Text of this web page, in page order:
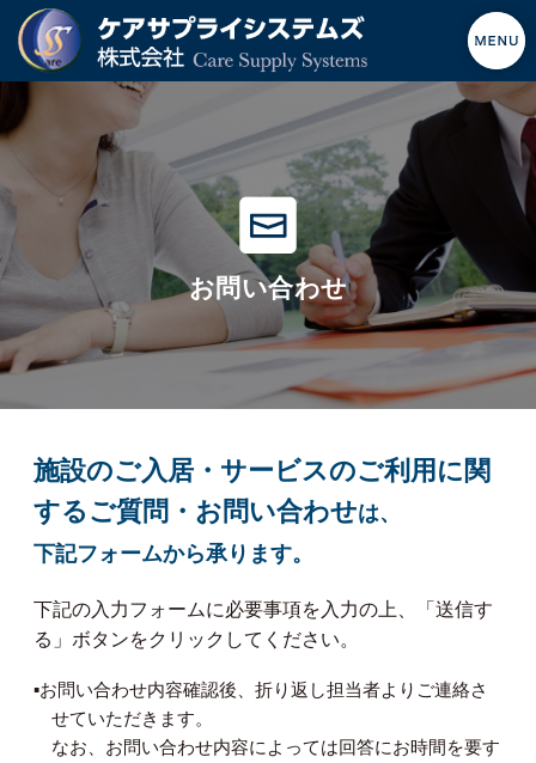
お問い合わせ
施設のご入居・サービスのご利用に関
するご質問・お問い合わせは、
下記フォームから承ります。
下記の入力フォームに必要事項を入力の上、「送信す
る」ボタンをクリックしてください。
▪︎お問い合わせ内容確認後、折り返し担当者よりご連絡さ
せていただきます。
なお、お問い合わせ内容によっては回答にお時間を要す